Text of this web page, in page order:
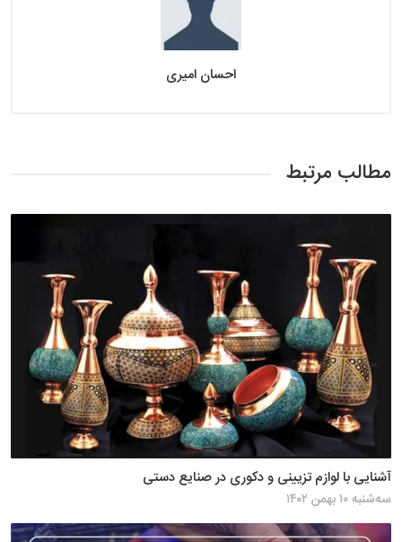
احسان امیری
مطالب مرتبط
آشنایی با لوازم تزیینی و دکوری در صنایع دستی
سه‌شنبه ۱۰ بهمن ۱۴۰۲